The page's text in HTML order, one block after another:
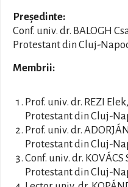
Președinte:
Conf. univ. dr. BALOGH
Protestant din Cluj-
Membrii:
Prof. univ. dr. REZI
Protestant din Cluj-
Prof. univ. dr.
Protestant din Cluj-
Conf. univ. dr.
Protestant din Cluj-